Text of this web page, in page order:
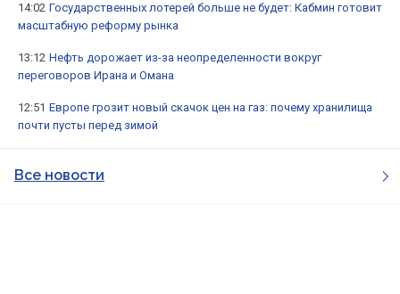
14:02 Государственных лотерей больше не будет: Кабмин готовит
масштабную реформу рынка
13:12 Нефть дорожает из-за неопределенности вокруг
переговоров Ирана и Омана
12:51 Европе грозит новый скачок цен на газ: почему хранилища
почти пусты перед зимой
Все новости